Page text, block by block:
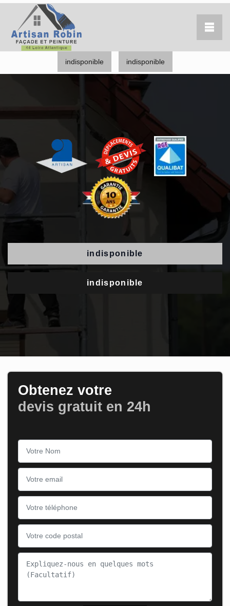
indisponible indisponible
indisponible
indisponible
Obtenez votre
devis gratuit en 24h